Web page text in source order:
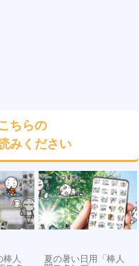
ちらの
みください
棒人
夏の暑い日用「棒人